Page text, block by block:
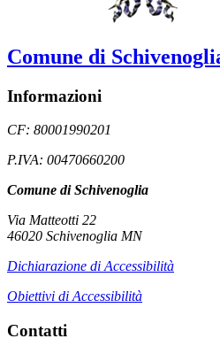
Comune di
Informazioni
CF: 80001990201
P.IVA: 00470660200
Comune di Schivenoglia
Via Matteotti 22
46020 Schivenoglia MN
Dichiarazione di Accessibilità
Obiettivi di Accessibilità
Contatti